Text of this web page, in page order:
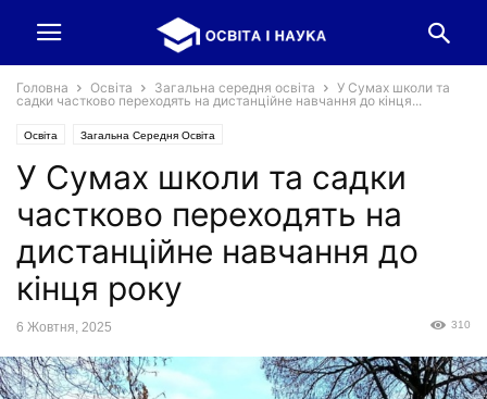
Головна Освіта Загальна середня освіта
У Сумах школи та
садки частково переходять на дистанційне навчання до кінця...
Освіта Загальна Середня Освіта
У Сумах школи та садки
частково переходять на
дистанційне навчання до
кінця року
6 Жовтня, 2025 310